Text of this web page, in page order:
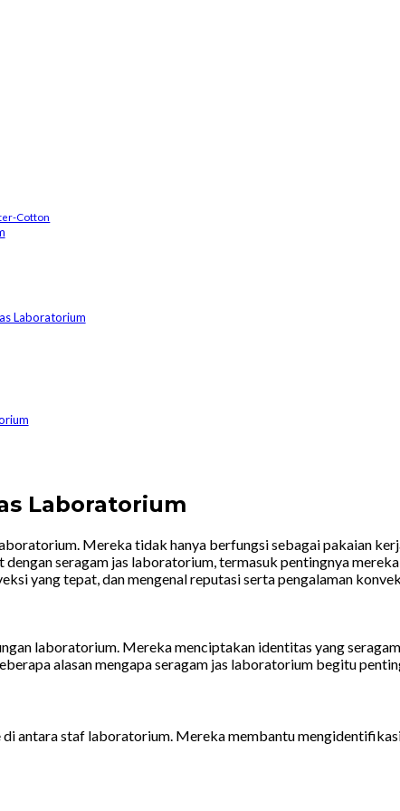
Cotton
Laboratorium
Laboratorium
Mereka tidak hanya berfungsi sebagai pakaian
seragam jas laboratorium, termasuk pentingnya
yang tepat, dan mengenal reputasi serta pengalaman
laboratorium. Mereka menciptakan identitas yang
alasan mengapa seragam jas laboratorium begitu
antara staf laboratorium. Mereka membantu